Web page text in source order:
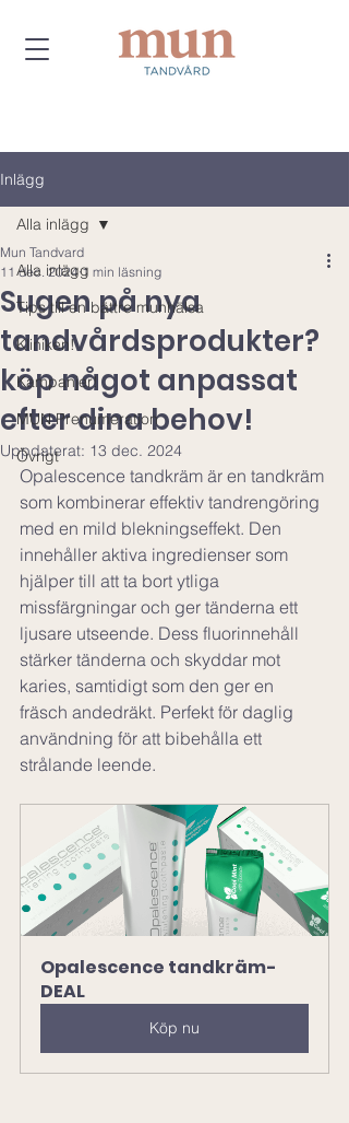
Inlägg
Alla inlägg
Tips till en bättre munhälsa
Kliniken!
Kampanjer!
MUN Prenumeration
Övrigt
Alla inlägg
Sugen på nya
tandvårdsprodukter?
köp något anpassat
efter dina behov!
Mun Tandvard
11 dec. 2024 1 min läsning
Uppdaterat: 13 dec. 2024
Opalescence tandkräm är en tandkräm
som kombinerar effektiv tandrengöring
med en mild blekningseffekt. Den
innehåller aktiva ingredienser som
hjälper till att ta bort ytliga
missfärgningar och ger tänderna ett
ljusare utseende. Dess fluorinnehåll
stärker tänderna och skyddar mot
karies, samtidigt som den ger en
fräsch andedräkt. Perfekt för daglig
användning för att bibehålla ett
strålande leende.
Opalescence tandkräm-
DEAL
Köp nu